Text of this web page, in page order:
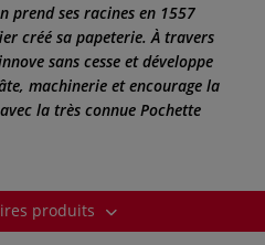
prend ses racines en 1557
créé sa papeterie. À travers
sans cesse et développe
machinerie et encourage la
la très connue Pochette
produits